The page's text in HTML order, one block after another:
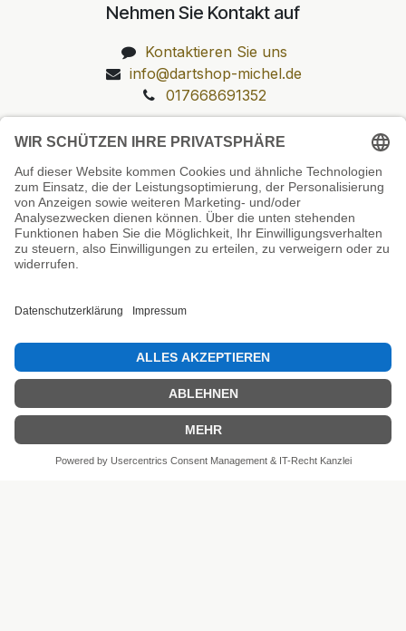
Nehmen Sie Kontakt auf
Kontaktieren Sie uns
info@dartshop-michel.de
017668691352
Unsere Prüfsiegel